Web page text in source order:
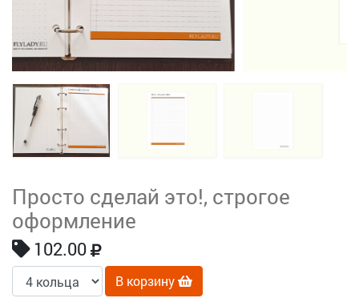
Просто сделай это!, строгое
оформление
102.00
В корзину